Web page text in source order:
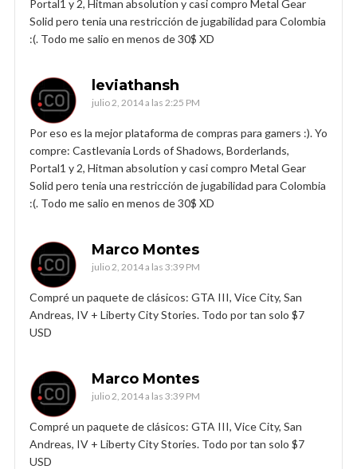
Portal1 y 2, Hitman absolution y casi compro Metal Gear
Solid pero tenia una restricción de jugabilidad para Colombia
:(. Todo me salio en menos de 30$ XD
leviathansh
julio 2, 2014 a las 2:25 PM
Por eso es la mejor plataforma de compras para gamers :). Yo
compre: Castlevania Lords of Shadows, Borderlands,
Portal1 y 2, Hitman absolution y casi compro Metal Gear
Solid pero tenia una restricción de jugabilidad para Colombia
:(. Todo me salio en menos de 30$ XD
Marco Montes
julio 2, 2014 a las 3:39 PM
Compré un paquete de clásicos: GTA III, Vice City, San
Andreas, IV + Liberty City Stories. Todo por tan solo $7
USD
Marco Montes
julio 2, 2014 a las 3:39 PM
Compré un paquete de clásicos: GTA III, Vice City, San
Andreas, IV + Liberty City Stories. Todo por tan solo $7
USD